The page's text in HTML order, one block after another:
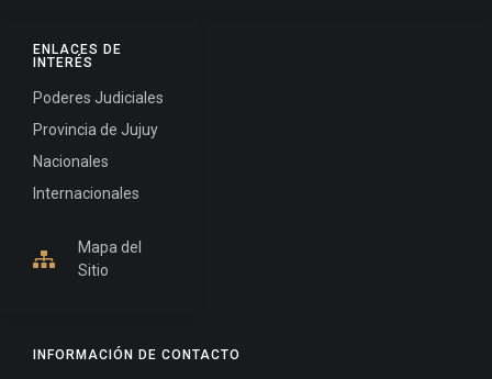
INFORMACIÓN DE CONTACTO
ENLACES DE
INTERÉS
Poderes Judiciales
Provincia de Jujuy
Nacionales
Internacionales
Mapa del
Sitio